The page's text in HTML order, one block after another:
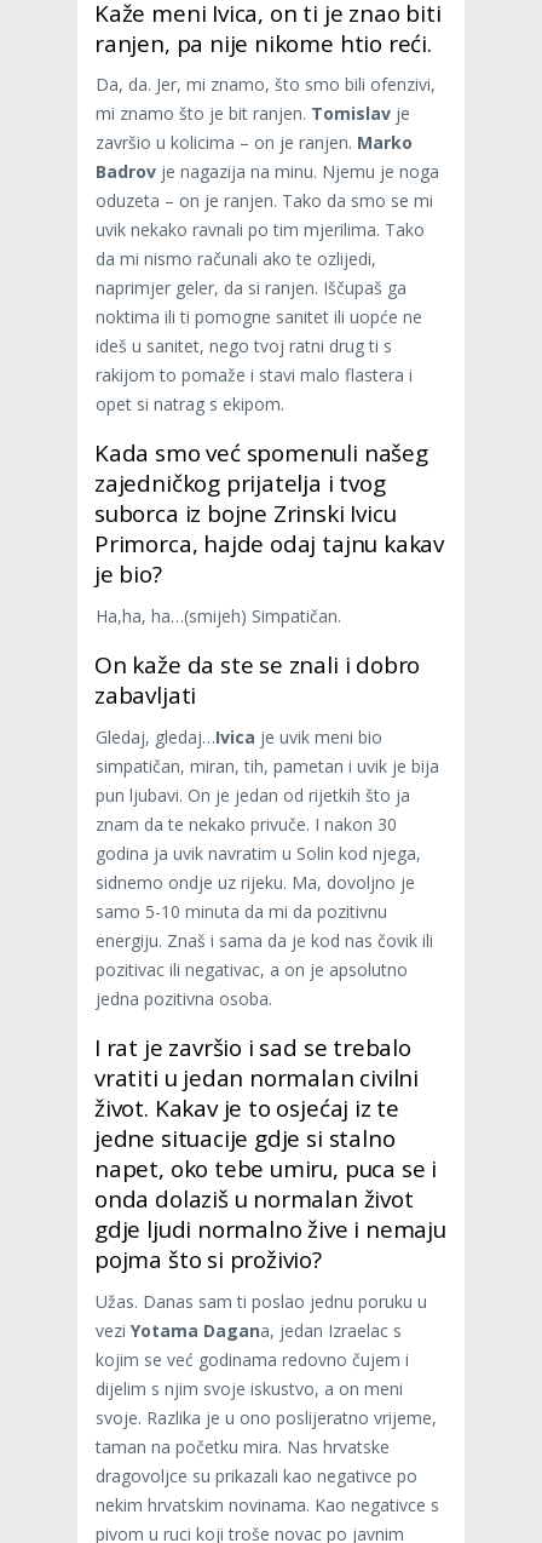
Kaže meni Ivica, on ti je znao biti
ranjen, pa nije nikome htio reći.
Da, da. Jer, mi znamo, što smo bili ofenzivi,
mi znamo što je bit ranjen. Tomislav je
završio u kolicima – on je ranjen. Marko
Badrov je nagazija na minu. Njemu je noga
oduzeta – on je ranjen. Tako da smo se mi
uvik nekako ravnali po tim mjerilima. Tako
da mi nismo računali ako te ozlijedi,
naprimjer geler, da si ranjen. Iščupaš ga
noktima ili ti pomogne sanitet ili uopće ne
ideš u sanitet, nego tvoj ratni drug ti s
rakijom to pomaže i stavi malo flastera i
opet si natrag s ekipom.
Kada smo već spomenuli našeg
zajedničkog prijatelja i tvog
suborca iz bojne Zrinski Ivicu
Primorca, hajde odaj tajnu kakav
je bio?
Ha,ha, ha…(smijeh) Simpatičan.
On kaže da ste se znali i dobro
zabavljati
Gledaj, gledaj…Ivica je uvik meni bio
simpatičan, miran, tih, pametan i uvik je bija
pun ljubavi. On je jedan od rijetkih što ja
znam da te nekako privuče. I nakon 30
godina ja uvik navratim u Solin kod njega,
sidnemo ondje uz rijeku. Ma, dovoljno je
samo 5-10 minuta da mi da pozitivnu
energiju. Znaš i sama da je kod nas čovik ili
pozitivac ili negativac, a on je apsolutno
jedna pozitivna osoba.
I rat je završio i sad se trebalo
vratiti u jedan normalan civilni
život. Kakav je to osjećaj iz te
jedne situacije gdje si stalno
napet, oko tebe umiru, puca se i
onda dolaziš u normalan život
gdje ljudi normalno žive i nemaju
pojma što si proživio?
Užas. Danas sam ti poslao jednu poruku u
vezi Yotama Dagana, jedan Izraelac s
kojim se već godinama redovno čujem i
dijelim s njim svoje iskustvo, a on meni
svoje. Razlika je u ono poslijeratno vrijeme,
taman na početku mira. Nas hrvatske
dragovoljce su prikazali kao negativce po
nekim hrvatskim novinama. Kao negativce s
pivom u ruci koji troše novac po javnim